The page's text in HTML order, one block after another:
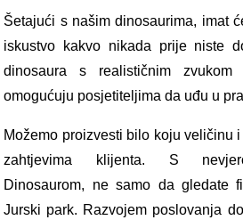
Šetajući s našim dinosaurima, imat
iskustvo kakvo nikada prije niste
dinosaura s realističnim
omogućuju posjetiteljima da uđu u
Možemo proizvesti bilo koju veličinu
zahtjevima klijenta. S
Dinosaurom, ne samo da gledate
Jurski park. Razvojem poslovanja